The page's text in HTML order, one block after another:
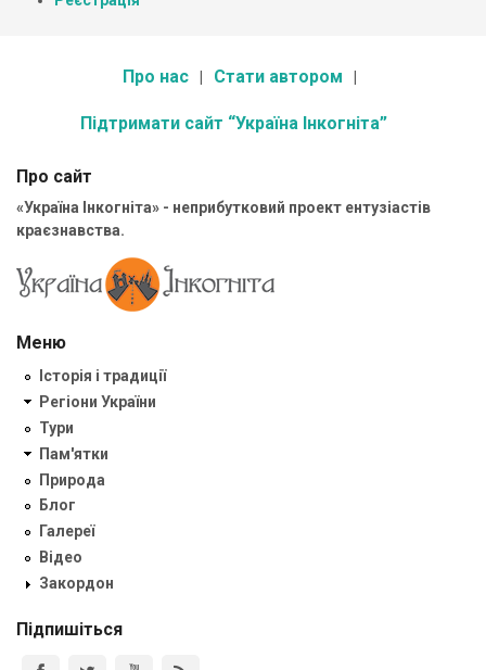
Про нас Стати автором
Підтримати сайт “Україна Інкогніта”
Про сайт
«Україна Інкогніта» - неприбутковий проект ентузіастів
краєзнавства.
Меню
Історія і традиції
Регіони України
Тури
Пам'ятки
Природа
Блог
Галереї
Відео
Закордон
Підпишіться